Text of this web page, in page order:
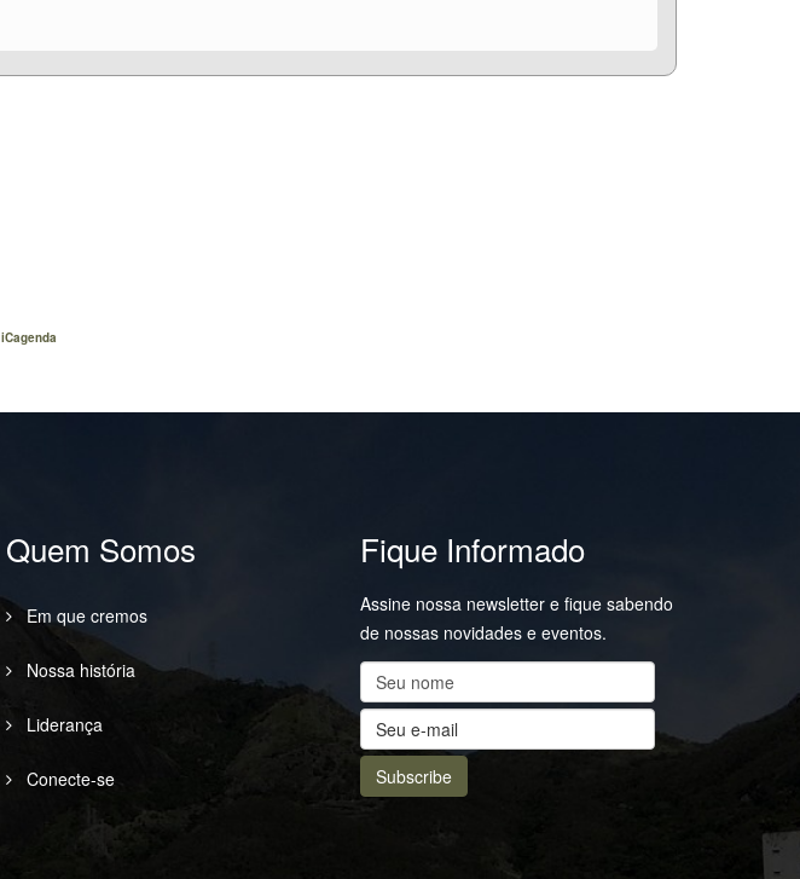
iCagenda
Quem Somos
Em que cremos
Nossa história
Liderança
Conecte-se
Fique Informado
Assine nossa newsletter e fique sabendo
de nossas novidades e eventos.